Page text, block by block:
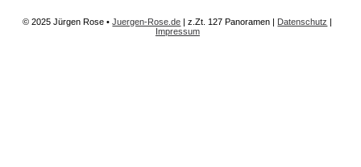
© 2025 Jürgen Rose •Juergen-Rose.de | z.Zt. 127 Panoramen | Datenschutz |
Impressum